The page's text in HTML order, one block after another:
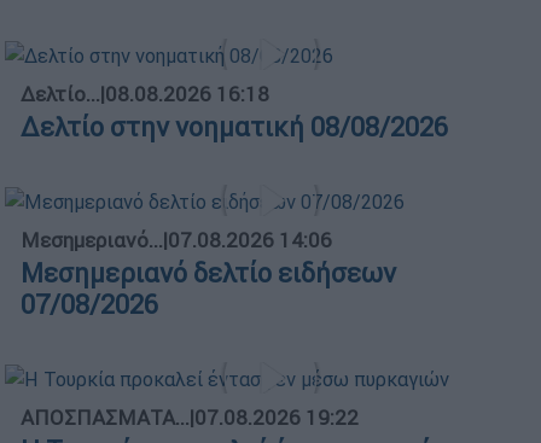
Δελτίο...|08.08.2026 16:18
Δελτίο στην νοηματική 08/08/2026
Μεσημεριανό...|07.08.2026 14:06
Μεσημεριανό δελτίο ειδήσεων
07/08/2026
ΑΠΟΣΠΑΣΜΑΤΑ...|07.08.2026 19:22